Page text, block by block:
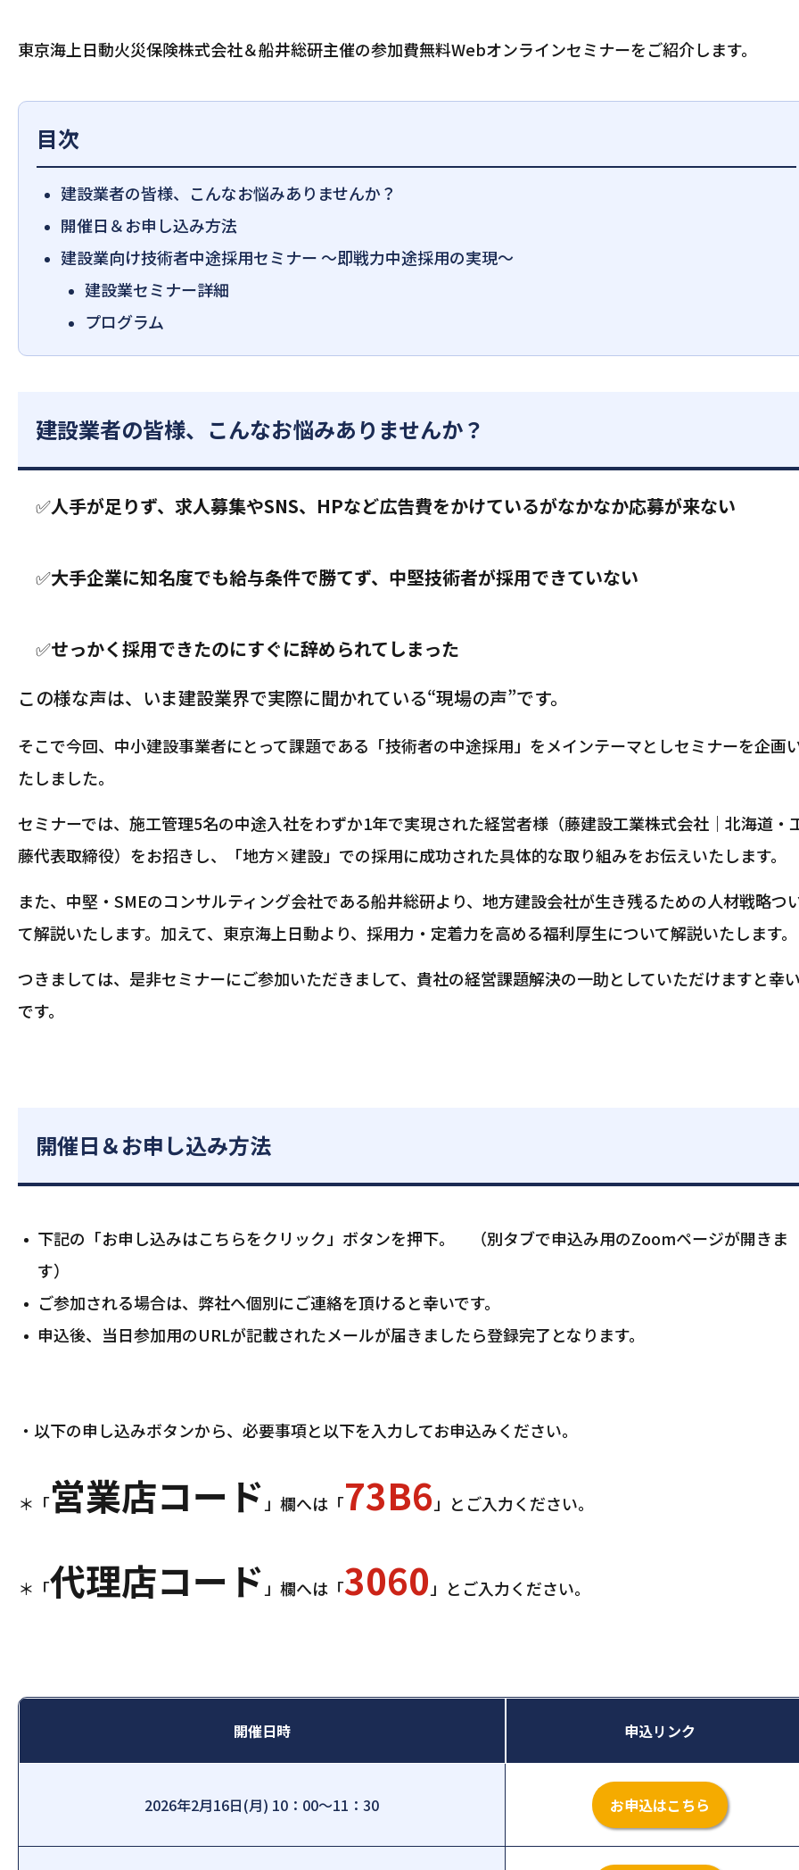
東京海上日動火災保険株式会社＆船井総研主催の参加費無料Webオンラインセミナーをご紹介します。
目次
建設業者の皆様、こんなお悩みありませんか？
開催日＆お申し込み方法
建設業向け技術者中途採用セミナー ～即戦力中途採用の実現～
建設業セミナー詳細
プログラム
建設業者の皆様、こんなお悩みありませんか？
✅️人手が足りず、求人募集やSNS、HPなど広告費をかけているがなかなか応募が来ない
✅️大手企業に知名度でも給与条件で勝てず、中堅技術者が採用できていない
✅️せっかく採用できたのにすぐに辞められてしまった
この様な声は、いま建設業界で実際に聞かれている“現場の声”です。
そこで今回、中小建設事業者にとって課題である「技術者の中途採用」をメインテーマとしセミナーを企画
たしました。
セミナーでは、施工管理5名の中途入社をわずか1年で実現された経営者様（藤建設工業株式会社｜北海道・
藤代表取締役）をお招きし、「地方×建設」での採用に成功された具体的な取り組みをお伝えいたします。
また、中堅・SMEのコンサルティング会社である船井総研より、地方建設会社が生き残るための人材戦略つ
て解説いたします。加えて、東京海上日動より、採用力・定着力を高める福利厚生について解説いたします。
つきましては、是非セミナーにご参加いただきまして、貴社の経営課題解決の一助としていただけますと幸い
です。
開催日＆お申し込み方法
下記の「お申し込みはこちらをクリック」ボタンを押下。 （別タブで申込み用のZoomページが開きま
す）
ご参加される場合は、弊社へ個別にご連絡を頂けると幸いです。
申込後、当日参加用のURLが記載されたメールが届きましたら登録完了となります。
・以下の申し込みボタンから、必要事項と以下を入力してお申込みください。
＊「営業店コード 」欄へは「73B6 」とご入力ください。
＊「代理店コード 」欄へは「3060 」とご入力ください。
開催日時 申込リンク
2026年2月16日(月) 10：00～11：30 お申込はこちら